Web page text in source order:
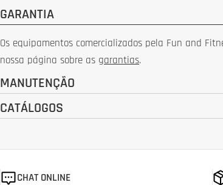
Ã
O
:
GARANTIA
Os equipamentos comercializados pela Fun and
nossa página sobre as garantias.
MANUTENÇÃO
CATÁLOGOS
CHAT ONLINE